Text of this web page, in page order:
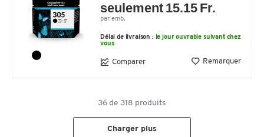
seulement 15.15 Fr.
par emb.
Délai de livraison : le jour ouvrable suivant chez
vous
Comparer Remarquer
36 de 318 produits
Charger plus